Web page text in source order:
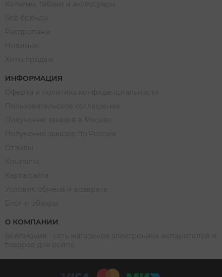
ИНФОРМАЦИЯ
О КОМПАНИИ